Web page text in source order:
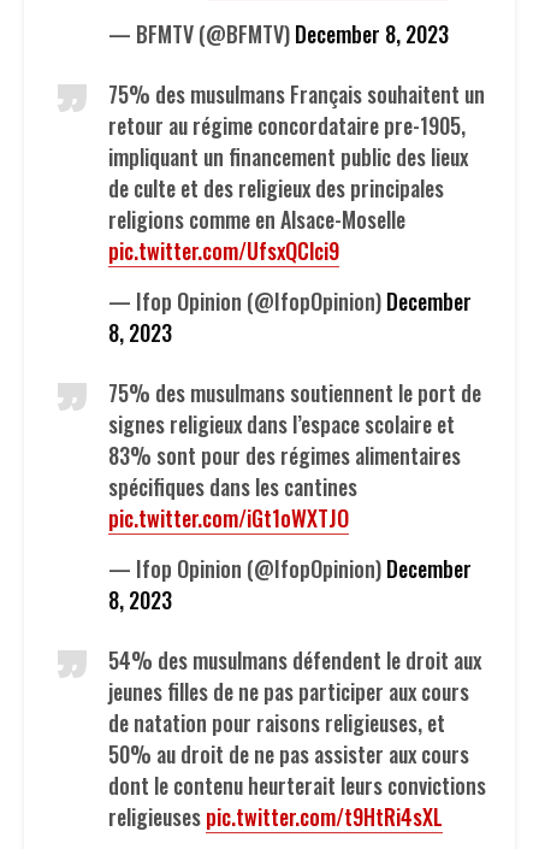
— BFMTV (@BFMTV)December 8, 2023
75% des musulmans Français souhaitent un
retour au régime concordataire pre-1905,
impliquant un financement public des lieux
de culte et des religieux des principales
religions comme en Alsace-Moselle
pic.twitter.com/UfsxQClci9
— Ifop Opinion (@IfopOpinion)December
8, 2023
75% des musulmans soutiennent le port de
signes religieux dans l’espace scolaire et
83% sont pour des régimes alimentaires
spécifiques dans les cantines
pic.twitter.com/iGt1oWXTJO
— Ifop Opinion (@IfopOpinion)December
8, 2023
54% des musulmans défendent le droit aux
jeunes filles de ne pas participer aux cours
de natation pour raisons religieuses, et
50% au droit de ne pas assister aux cours
dont le contenu heurterait leurs convictions
religieusespic.twitter.com/t9HtRi4sXL